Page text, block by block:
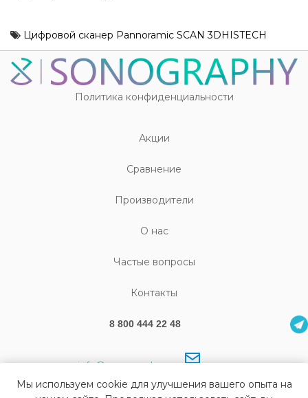
Цифровой сканер Pannoramic SCAN 3DHISTECH
Политика конфиденциальности
Акции
Cравнение
Производители
О нас
Частые вопросы
Контакты
8 800 444 22 48
info@sonography.ru
Мы используем cookie для улучшения вашего опыта на